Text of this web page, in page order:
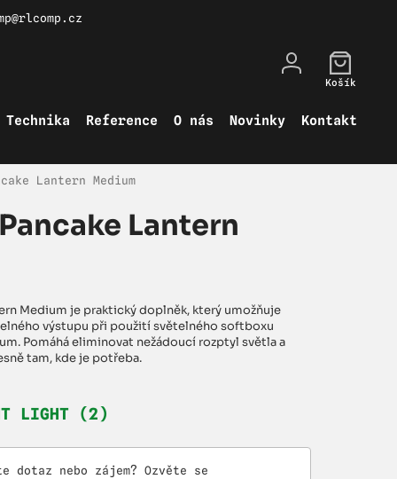
Technika Reference O nás Novinky Kontakt
Košík
Lantern Medium
Lantern
Medium je praktický doplněk, který umožňuje
výstupu při použití světelného softboxu
Pomáhá eliminovat nežádoucí rozptyl světla a
tam, kde je potřeba.
LIGHT (2)
dotaz nebo zájem? Ozvěte se